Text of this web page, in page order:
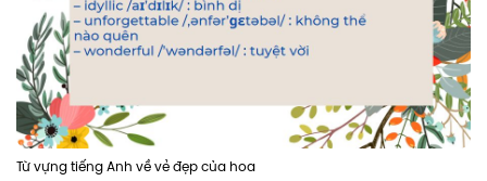
Từ vựng tiếng Anh về vẻ đẹp của hoa